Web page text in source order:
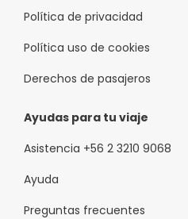
Política de privacidad
Política uso de cookies
Derechos de pasajeros
Ayudas para tu viaje
Asistencia +56 2 3210 9068
Ayuda
Preguntas frecuentes